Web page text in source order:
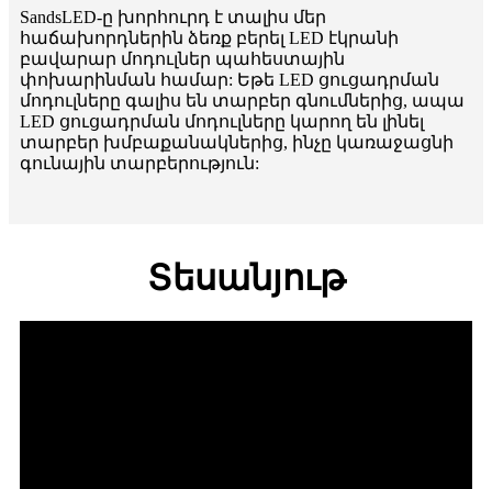
SandsLED-ը խորհուրդ է տալիս մեր
հաճախորդներին ձեռք բերել LED էկրանի
բավարար մոդուլներ պահեստային
փոխարինման համար: Եթե ​​LED ցուցադրման
մոդուլները գալիս են տարբեր գնումներից, ապա
LED ցուցադրման մոդուլները կարող են լինել
տարբեր խմբաքանակներից, ինչը կառաջացնի
գունային տարբերություն:
Տեսանյութ